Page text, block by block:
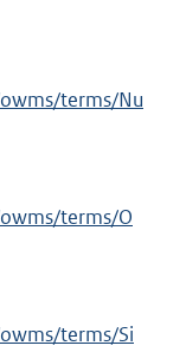
terms/Nu
terms/O
terms/Si